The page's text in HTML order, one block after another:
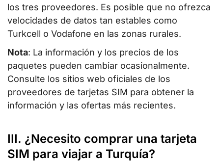
los tres proveedores. Es posible que no ofrezca
velocidades de datos tan estables como
Turkcell o Vodafone en las zonas rurales.
Nota: La información y los precios de los
paquetes pueden cambiar ocasionalmente.
Consulte los sitios web oficiales de los
proveedores de tarjetas SIM para obtener la
información y las ofertas más recientes.
III. ¿Necesito comprar una tarjeta
SIM para viajar a Turquía?